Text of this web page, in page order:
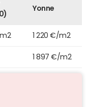
Yonne
1 220 €/m2
1 897 €/m2